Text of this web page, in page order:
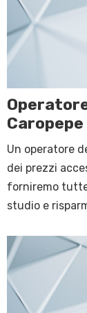
Caropepe
Un operatore
dei prezzi
forniremo
studio e